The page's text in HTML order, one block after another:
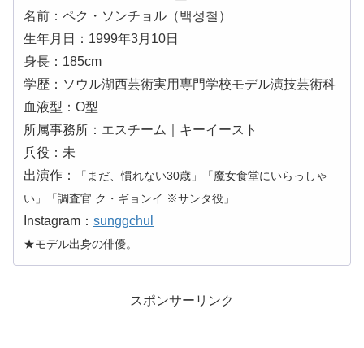
名前：ペク・ソンチョル（백성철）
生年月日：1999年3月10日
身長：185cm
学歴：ソウル湖西芸術実用専門学校モデル演技芸術科
血液型：O型
所属事務所：エスチーム｜キーイースト
兵役：未
出演作：
「まだ、慣れない30歳」「魔女食堂にいらっしゃ
い」「調査官 ク・ギョンイ ※サンタ役」
Instagram： sunggchul
★モデル出身の俳優。
スポンサーリンク